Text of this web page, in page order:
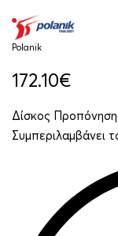
Polanik
172.10€
Δίσκος
Συμπεριλαμβάνει